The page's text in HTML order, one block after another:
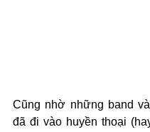
Cũng nhờ những band
đã đi vào huyền thoại